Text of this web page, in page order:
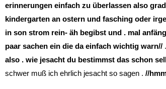
erinnerungen einfach zu überlassen also
kindergarten an ostern und fasching oder
in son strom rein- äh begibst und . mal
paar sachen ein die da einfach wichtig warn//
also . wie jesacht du bestimmst das schon
schwer muß ich ehrlich jesacht so sagen . //